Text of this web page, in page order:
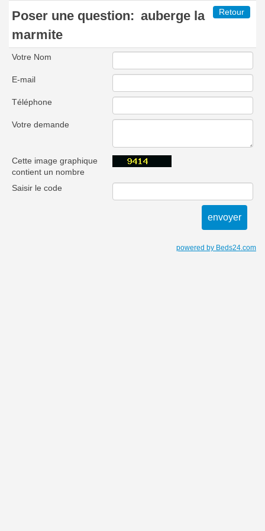
Retour
Poser une question: auberge la
marmite
Votre Nom
E-mail
Téléphone
Votre demande
Cette image graphique
contient un nombre
Saisir le code
powered by Beds24.com